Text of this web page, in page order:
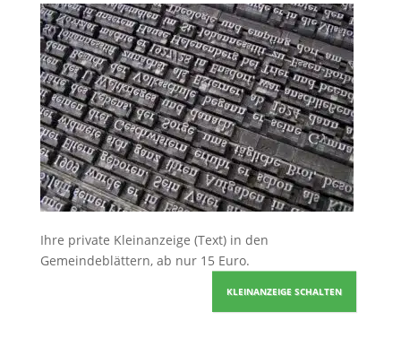
Ihre private Kleinanzeige (Text) in den
Gemeindeblättern, ab nur 15 Euro.
KLEINANZEIGE SCHALTEN